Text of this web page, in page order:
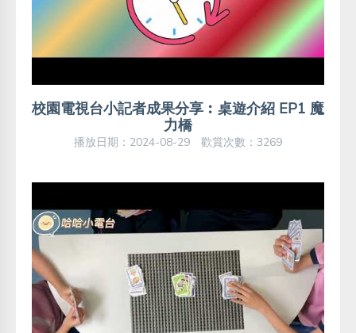
校園電視台小記者成果分享︰桌遊介紹 EP1 魔
力橋
播放日期：2024-08-29 歡賞次數：3269